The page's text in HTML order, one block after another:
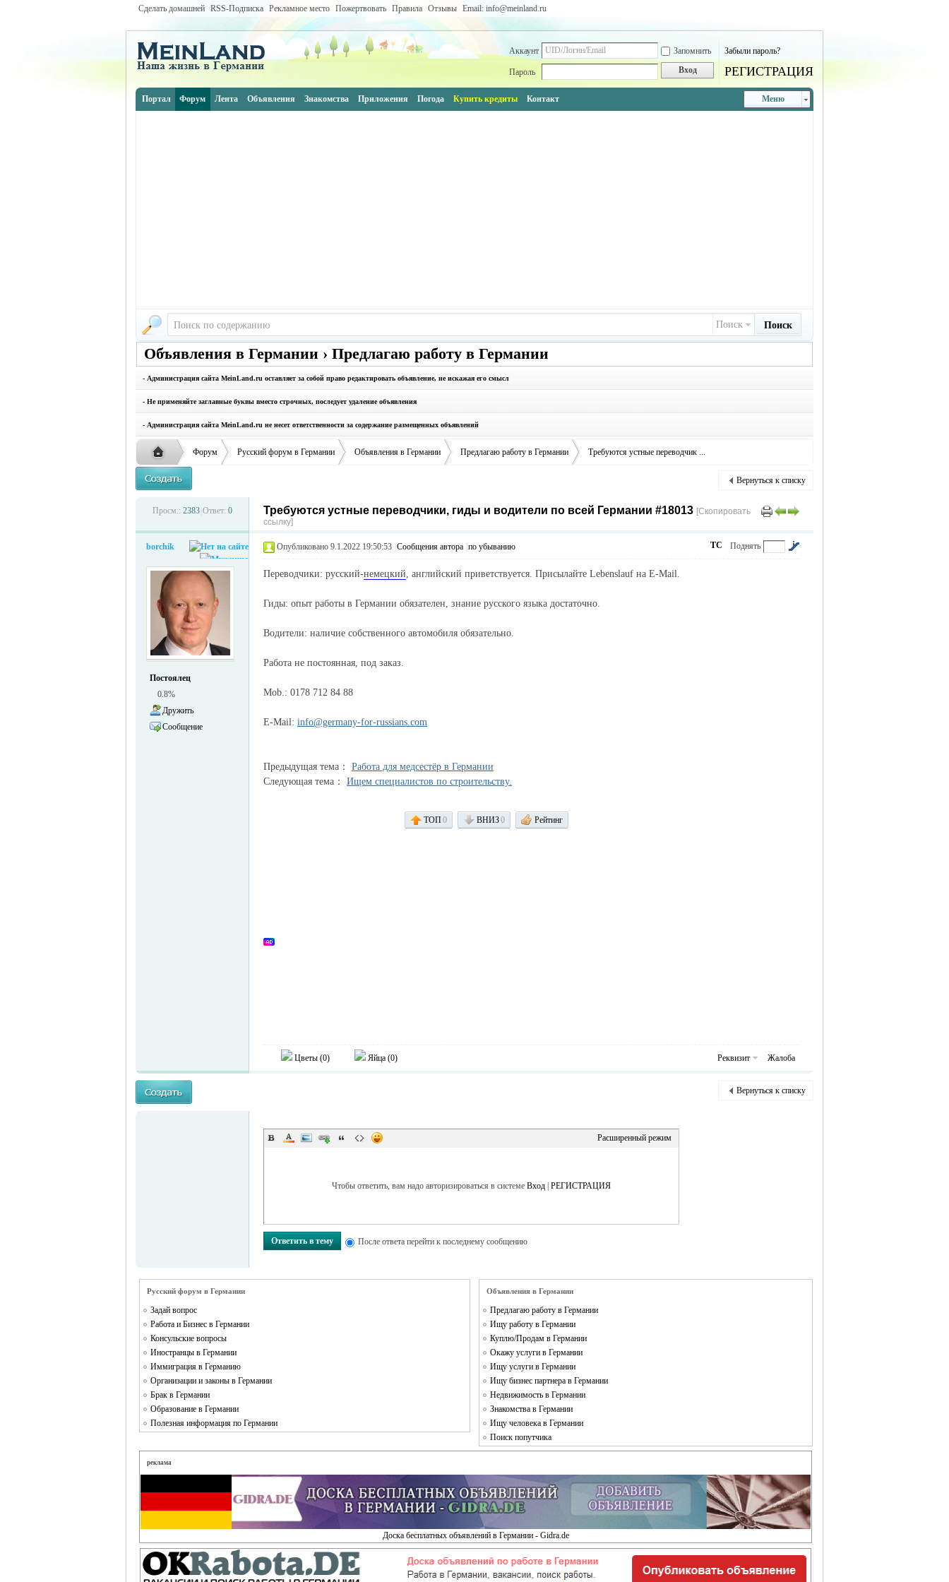
Сделать домашней RSS-Подписка Рекламное место Пожертвовать Правила Отзывы Email: info@meinland.ru
Аккаунт Запомнить Забыли пароль?
Пароль Вход РЕГИСТРАЦИЯ
Меню
Портал Форум Лента Объявления Знакомства Приложения Погода Купить кредиты Контакт
Поиск Поиск
Объявления в Германии › Предлагаю работу в Германии
- Администрация сайта MeinLand.ru оставляет за собой право редактировать объявление, не искажая его смысл
- Не применяйте заглавные буквы вместо строчных, последует удаление объявления
- Администрация сайта MeinLand.ru не несет ответственности за содержание размещенных объявлений
Русская
жизнь и
MEINLAND.
›
Форум
›
Русский форум в Германии
›
Объявления в Германии
›
Предлагаю работу в Германии
›
Требуются устные переводчик ...
Вернуться к списку
Просм.: 2383 Ответ: 0 Требуются устные переводчики, гиды и водители по всей Германии #18013 [Скопировать
ссылку]
borchik
Постоялец
0.8%
Дружить
Сообщение
Поднять
ТС
Опубликовано 9.1.2022 19:50:53 Сообщения автора по убыванию
Переводчики: русский-немецкий, английский приветствуется. Присылайте Lebenslauf на E-Mail.
Гиды: опыт работы в Германии обязателен, знание русского языка достаточно.
Водители: наличие собственного автомобиля обязательно.
Работа не постоянная, под заказ.
Mob.: 0178 712 84 88
E-Mail: info@germany-for-russians.com
Предыдущая тема： Работа для медсестёр в Германии
Следующая тема： Ищем специалистов по строительству.
ТОП0 ВНИЗ0 Рейтинг
Цветы (0) Яйца (0) Реквизит Жалоба
Вернуться к списку
Расширенный режим
Чтобы ответить, вам надо авторизироваться в системе Вход РЕГИСТРАЦИЯ
Ответить в тему После ответа перейти к последнему сообщению
Русский форум в Германии
Задай вопрос
Работа и Бизнес в Германии
Консульские вопросы
Иностранцы в Германии
Иммиграция в Германию
Организации и законы в Германии
Брак в Германии
Образование в Германии
Полезная информация по Германии
Объявления в Германии
Предлагаю работу в Германии
Ищу работу в Германии
Куплю/Продам в Германии
Окажу услуги в Германии
Ищу услуги в Германии
Ищу бизнес партнера в Германии
Недвижимость в Германии
Знакомства в Германии
Ищу человека в Германии
Поиск попутчика
реклама
Доска бесплатных объявлений в Германии - Gidra.de